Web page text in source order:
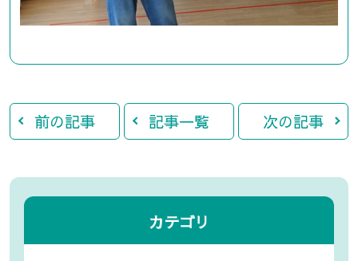
前の記事 記事一覧 次の記事
カテゴリ